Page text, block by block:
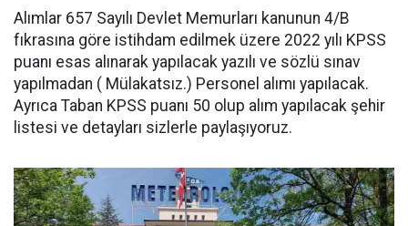
Alımlar 657 Sayılı Devlet Memurları kanunun 4/B
fıkrasına göre istihdam edilmek üzere 2022 yılı KPSS
puanı esas alınarak yapılacak yazılı ve sözlü sınav
yapılmadan ( Mülakatsız.) Personel alımı yapılacak.
Ayrıca Taban KPSS puanı 50 olup alım yapılacak şehir
listesi ve detayları sizlerle paylaşıyoruz.